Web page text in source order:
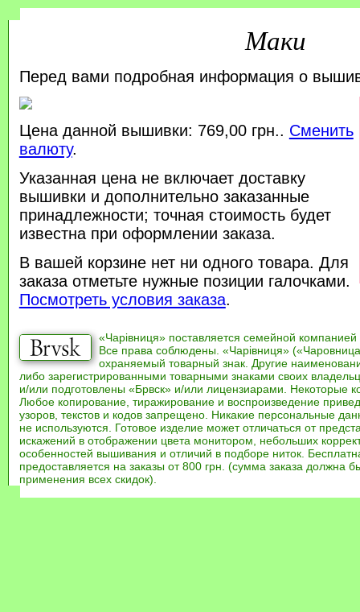
Маки
Перед вами подробная информация о
Цена данной вышивки: 769,00 грн.. Сменить
валюту.
Указанная цена не включает доставку
вышивки и дополнительно заказанные
принадлежности; точная стоимость будет
известна при оформлении заказа.
В вашей корзине нет ни одного товара. Для
заказа отметьте нужные позиции галочками.
Посмотреть условия заказа.
«Чарівниця» поставляется семейной компанией
Все права соблюдены. «Чарівниця»
охраняемый товарный знак. Другие
либо зарегистрированными товарными знаками своих
и/или подготовлены «Брвск» и/или лицензиарами. Некоторые
Любое копирование, тиражирование и воспроизведение
узоров, текстов и кодов запрещено. Никакие персональные
не используются. Готовое изделие может отличаться от
искажений в отображении цвета монитором, небольших
особенностей вышивания и отличий в подборе ниток.
предоставляется на заказы от 800 грн. (сумма заказа должна
применения всех скидок).